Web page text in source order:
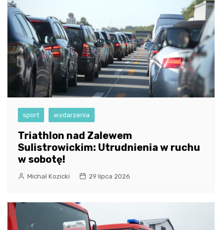
sport wydarzenia
Triathlon nad Zalewem
Sulistrowickim: Utrudnienia w ruchu
w sobotę!
Michał Kozicki 29 lipca 2026